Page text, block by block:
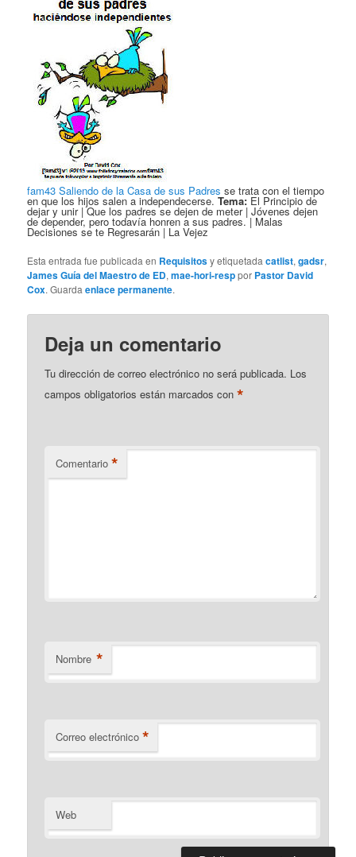
fam43 Saliendo de la Casa de sus Padres se trata con el tiempo
en que los hijos salen a independecerse.Tema: El Principio de
dejar y unir | Que los padres se dejen de meter | Jóvenes dejen
de depender, pero todavía honren a sus padres. | Malas
Decisiones se te Regresarán | La Vejez
Esta entrada fue publicada en Requisitosy etiquetadacatlist,gadsr,
James Guía del Maestro de ED,mae-hori-resppor Pastor David
Cox. Guardaenlace permanente.
Deja un comentario
Tu dirección de correo electrónico no será publicada. Los
campos obligatorios están marcados con*
Comentario *
Nombre *
Correo electrónico *
Web